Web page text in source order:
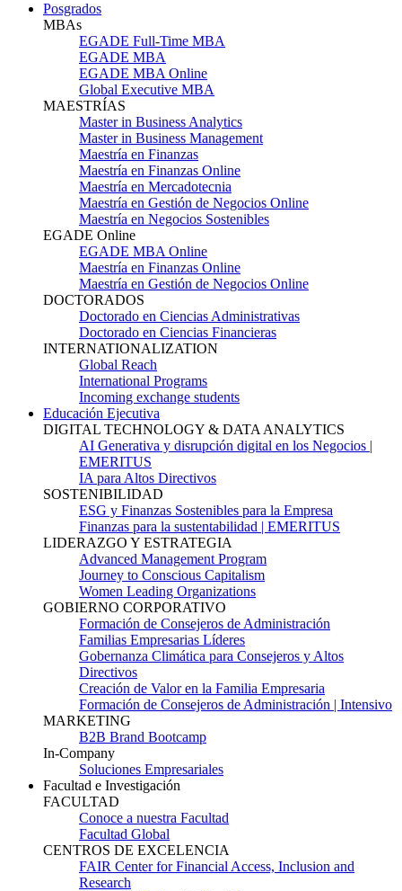
Posgrados
MBAs
EGADE Full-Time MBA
EGADE MBA
EGADE MBA Online
Global Executive MBA
MAESTRÍAS
Master in Business Analytics
Master in Business Management
Maestría en Finanzas
Maestría en Finanzas Online
Maestría en Mercadotecnia
Maestría en Gestión de Negocios Online
Maestría en Negocios Sostenibles
EGADE Online
EGADE MBA Online
Maestría en Finanzas Online
Maestría en Gestión de Negocios Online
DOCTORADOS
Doctorado en Ciencias Administrativas
Doctorado en Ciencias Financieras
INTERNATIONALIZATION
Global Reach
International Programs
Incoming exchange students
Educación Ejecutiva
DIGITAL TECHNOLOGY & DATA ANALYTICS
AI Generativa y disrupción digital en los Negocios |
EMERITUS
IA para Altos Directivos
SOSTENIBILIDAD
ESG y Finanzas Sostenibles para la Empresa
Finanzas para la sustentabilidad | EMERITUS
LIDERAZGO Y ESTRATEGIA
Advanced Management Program
Journey to Conscious Capitalism
Women Leading Organizations
GOBIERNO CORPORATIVO
Formación de Consejeros de Administración
Familias Empresarias Líderes
Gobernanza Climática para Consejeros y Altos
Directivos
Creación de Valor en la Familia Empresaria
Formación de Consejeros de Administración | Intensivo
MARKETING
B2B Brand Bootcamp
In-Company
Soluciones Empresariales
Facultad e Investigación
FACULTAD
Conoce a nuestra Facultad
Facultad Global
CENTROS DE EXCELENCIA
FAIR Center for Financial Access, Inclusion and
Research